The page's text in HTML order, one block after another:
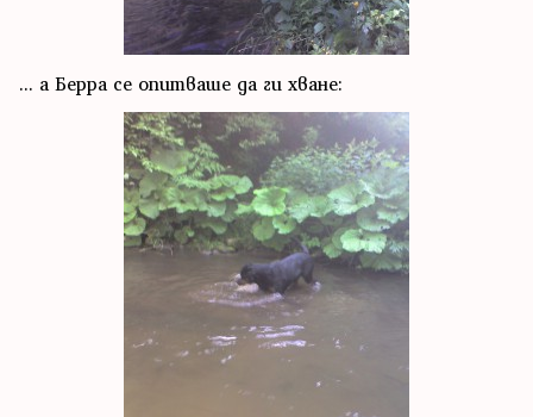
... а Берра се опитваше да ги хване: